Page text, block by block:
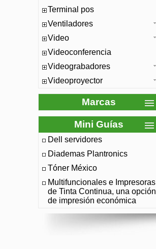
Terminal pos
Ventiladores
Video
Videoconferencia
Videograbadores
Videoproyector
Marcas
Mini Guías
Dell servidores
Diademas Plantronics
Tóner México
Multifuncionales e Impresoras
de Tinta Continua, una opción
de impresión económica